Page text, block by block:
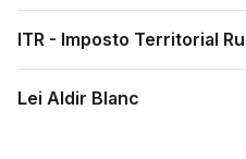
ITR - Imposto Territorial
Lei Aldir Blanc